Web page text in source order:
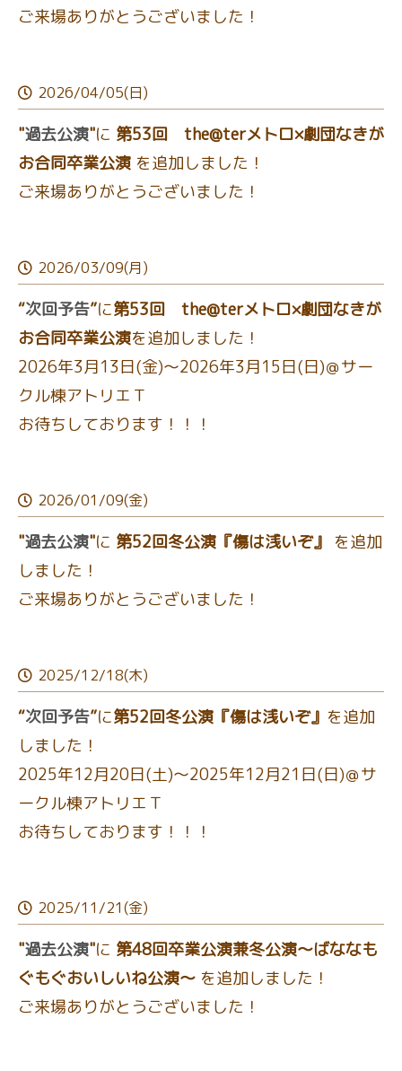
ご来場ありがとうございました！
2026/04/05(日)
"過去公演"に 第53回 the@terメトロ×劇団なきが
お合同卒業公演 を追加しました！
ご来場ありがとうございました！
2026/03/09(月)
“次回予告”に第53回 the@terメトロ×劇団なきが
お合同卒業公演を追加しました！
2026年3月13日(金)～2026年3月15日(日)＠サー
クル棟アトリエＴ
お待ちしております！！！
2026/01/09(金)
"過去公演"に 第52回冬公演『傷は浅いぞ』 を追加
しました！
ご来場ありがとうございました！
2025/12/18(木)
“次回予告”に第52回冬公演『傷は浅いぞ』 を追加
しました！
2025年12月20日(土)～2025年12月21日(日)＠サ
ークル棟アトリエＴ
お待ちしております！！！
2025/11/21(金)
"過去公演"に 第48回卒業公演兼冬公演～ばななも
ぐもぐおいしいね公演～ を追加しました！
ご来場ありがとうございました！